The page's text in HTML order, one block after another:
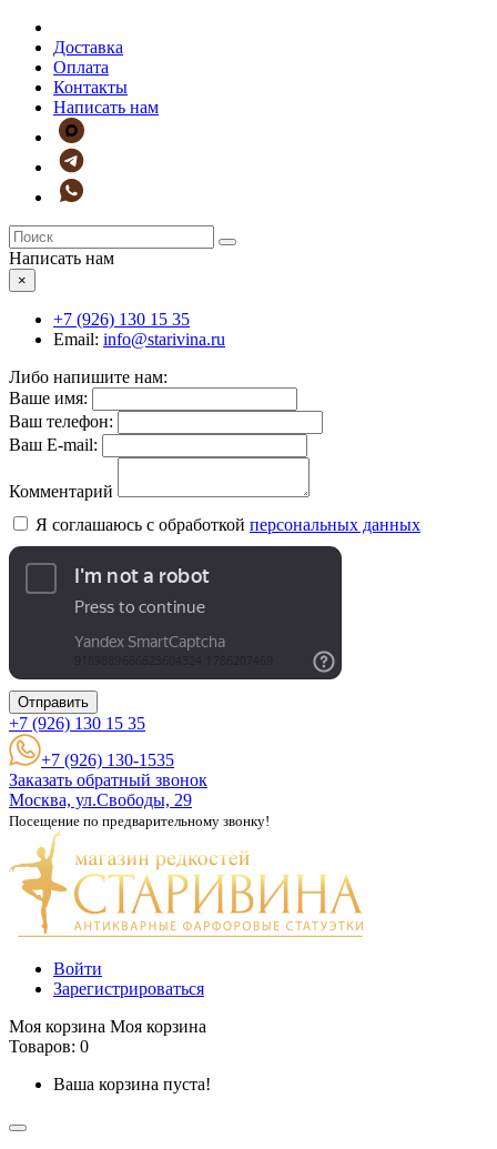
Доставка
Оплата
Контакты
Написать нам
Написать нам
×
+7 (926) 130 15 35
Email: info@starivina.ru
Либо напишите нам:
Ваше имя:
Ваш телефон:
Ваш E-mail:
Комментарий
Я соглашаюсь с обработкой персональных данных
Отправить
+7 (926) 130 15 35
+7 (926) 130-1535
Заказать обратный звонок
Москва, ул.Свободы, 29
Посещение по предварительному звонку!
Войти
Зарегистрироваться
Моя корзина Моя корзина
Товаров: 0
Ваша корзина пуста!